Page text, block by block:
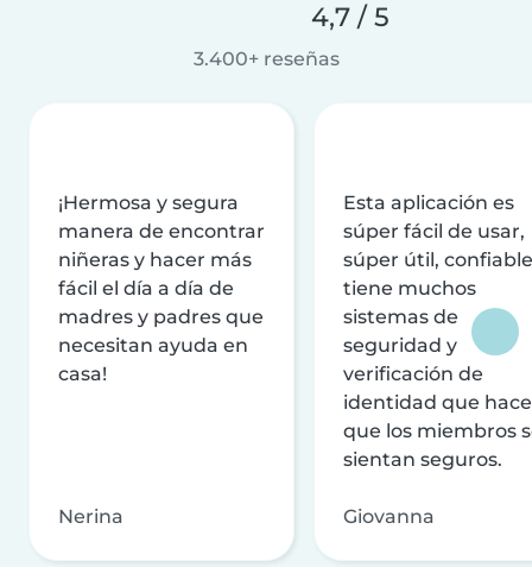
4,7 / 5
3.400+ reseñas
¡Hermosa y segura
manera de encontrar
niñeras y hacer más
fácil el día a día de
madres y padres que
necesitan ayuda en
casa!
Nerina
Esta aplicación es
súper fácil de usar,
súper útil,
tiene muchos
sistemas de
seguridad y
verificación de
identidad que
que los miembros
sientan seguros.
Giovanna